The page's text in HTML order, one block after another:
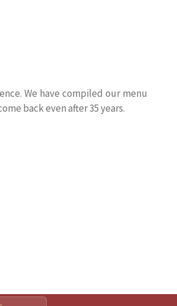
We have compiled our menu
back even after 35 years.